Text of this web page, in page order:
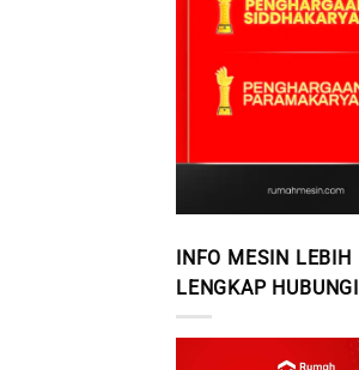
INFO MESIN LEBIH
LENGKAP HUBUNGI